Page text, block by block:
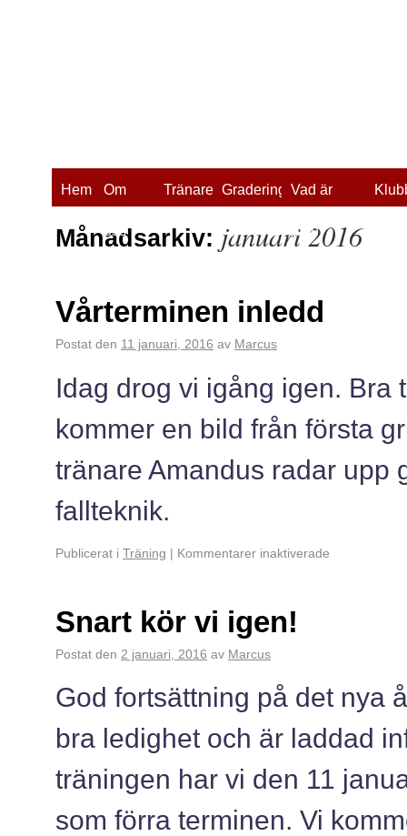
Hem Om
oss
Tränare Gradering Vad är
judo?
Månadsarkiv: januari 2016
Vårterminen inledd
Postat den 11 januari, 2016 av Marcus
Idag drog vi igång igen. Bra
kommer en bild från första
tränare Amandus radar upp
fallteknik.
Publicerat i Träning | Kommentarer inaktiverade
Snart kör vi igen!
Postat den 2 januari, 2016 av Marcus
God fortsättning på det nya
bra ledighet och är laddad
träningen har vi den 11
som förra terminen. Vi